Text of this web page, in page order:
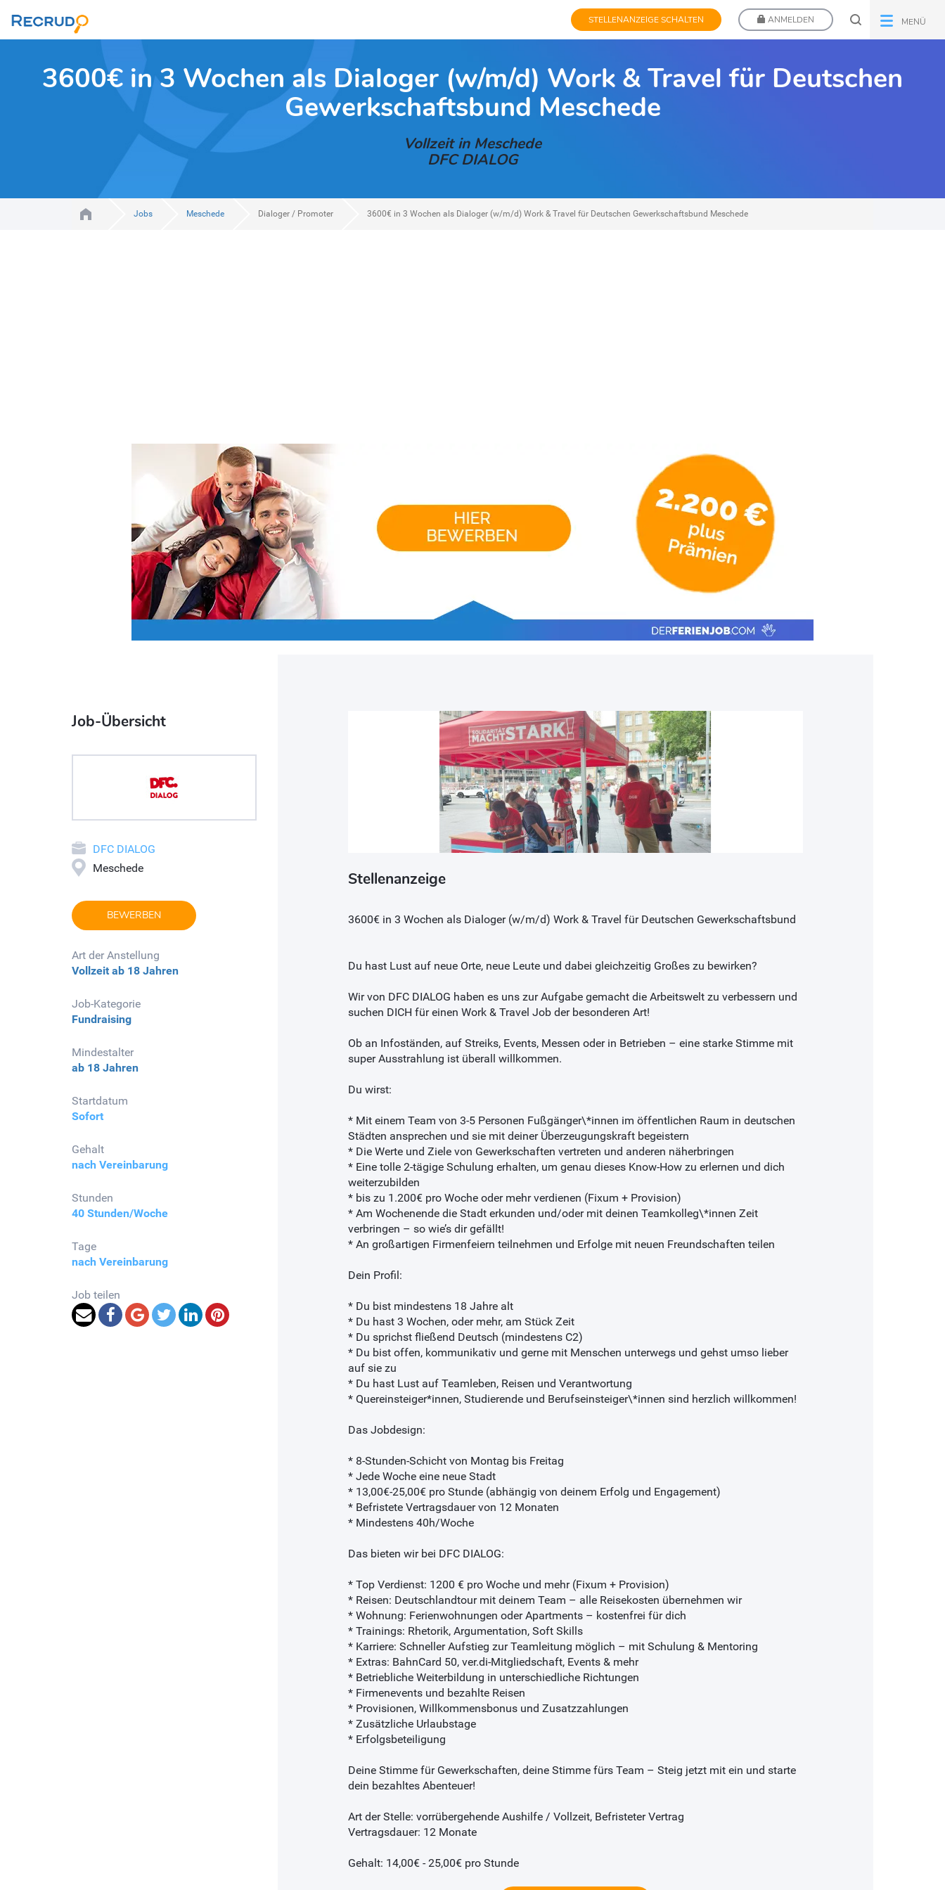
STELLENANZEIGE SCHALTEN ANMELDEN MENÜ
3600€ in 3 Wochen als Dialoger (w/m/d) Work & Travel für Deutschen
Gewerkschaftsbund Meschede
Vollzeit in Meschede
DFC DIALOG
Jobs Meschede Dialoger / Promoter 3600€ in 3 Wochen als Dialoger (w/m/d) Work & Travel für Deutschen Gewerkschaftsbund Meschede
Job-Übersicht
DFC DIALOG
Meschede
BEWERBEN
Art der Anstellung
Vollzeit ab 18 Jahren
Job-Kategorie
Fundraising
Mindestalter
ab 18 Jahren
Startdatum
Sofort
Gehalt
nach Vereinbarung
Stunden
40 Stunden/Woche
Tage
nach Vereinbarung
Job teilen
Stellenanzeige
3600€ in 3 Wochen als Dialoger (w/m/d) Work & Travel für Deutschen Gewerkschaftsbund
Du hast Lust auf neue Orte, neue Leute und dabei gleichzeitig Großes zu bewirken?
Wir von DFC DIALOG haben es uns zur Aufgabe gemacht die Arbeitswelt zu verbessern und
suchen DICH für einen Work & Travel Job der besonderen Art!
Ob an Infoständen, auf Streiks, Events, Messen oder in Betrieben – eine starke Stimme mit
super Ausstrahlung ist überall willkommen.
Du wirst:
* Mit einem Team von 3-5 Personen Fußgänger\*innen im öffentlichen Raum in deutschen
Städten ansprechen und sie mit deiner Überzeugungskraft begeistern
* Die Werte und Ziele von Gewerkschaften vertreten und anderen näherbringen
* Eine tolle 2-tägige Schulung erhalten, um genau dieses Know-How zu erlernen und dich
weiterzubilden
* bis zu 1.200€ pro Woche oder mehr verdienen (Fixum + Provision)
* Am Wochenende die Stadt erkunden und/oder mit deinen Teamkolleg\*innen Zeit
verbringen – so wie’s dir gefällt!
* An großartigen Firmenfeiern teilnehmen und Erfolge mit neuen Freundschaften teilen
Dein Profil:
* Du bist mindestens 18 Jahre alt
* Du hast 3 Wochen, oder mehr, am Stück Zeit
* Du sprichst fließend Deutsch (mindestens C2)
* Du bist offen, kommunikativ und gerne mit Menschen unterwegs und gehst umso lieber
auf sie zu
* Du hast Lust auf Teamleben, Reisen und Verantwortung
* Quereinsteiger*innen, Studierende und Berufseinsteiger\*innen sind herzlich willkommen!
Das Jobdesign:
* 8-Stunden-Schicht von Montag bis Freitag
* Jede Woche eine neue Stadt
* 13,00€-25,00€ pro Stunde (abhängig von deinem Erfolg und Engagement)
* Befristete Vertragsdauer von 12 Monaten
* Mindestens 40h/Woche
Das bieten wir bei DFC DIALOG:
* Top Verdienst: 1200 € pro Woche und mehr (Fixum + Provision)
* Reisen: Deutschlandtour mit deinem Team – alle Reisekosten übernehmen wir
* Wohnung: Ferienwohnungen oder Apartments – kostenfrei für dich
* Trainings: Rhetorik, Argumentation, Soft Skills
* Karriere: Schneller Aufstieg zur Teamleitung möglich – mit Schulung & Mentoring
* Extras: BahnCard 50, ver.di-Mitgliedschaft, Events & mehr
* Betriebliche Weiterbildung in unterschiedliche Richtungen
* Firmenevents und bezahlte Reisen
* Provisionen, Willkommensbonus und Zusatzzahlungen
* Zusätzliche Urlaubstage
* Erfolgsbeteiligung
Deine Stimme für Gewerkschaften, deine Stimme fürs Team – Steig jetzt mit ein und starte
dein bezahltes Abenteuer!
Art der Stelle: vorrübergehende Aushilfe / Vollzeit, Befristeter Vertrag
Vertragsdauer: 12 Monate
Gehalt: 14,00€ - 25,00€ pro Stunde